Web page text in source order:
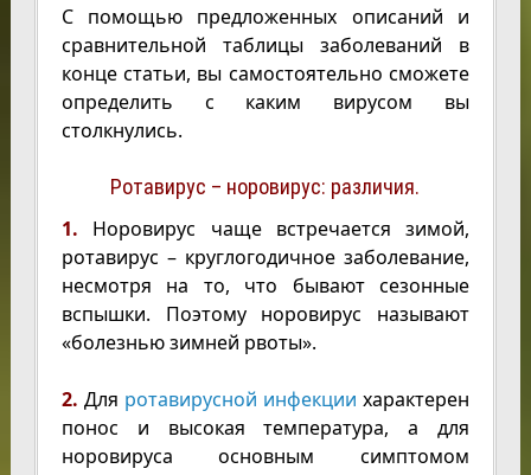
С помощью предложенных описаний и
сравнительной таблицы заболеваний в
конце статьи, вы самостоятельно сможете
определить с каким вирусом вы
столкнулись.
Ротавирус – норовирус: различия.
1.
Норовирус чаще встречается зимой,
ротавирус – круглогодичное заболевание,
несмотря на то, что бывают сезонные
вспышки. Поэтому норовирус называют
«болезнью зимней рвоты».
2. Для ротавирусной инфекции характерен
понос и высокая температура, а для
норовируса основным симптомом